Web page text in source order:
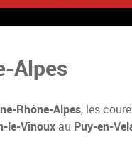
Alpes
Rhône-Alpes, les
le-Vinoux au Puy-en-